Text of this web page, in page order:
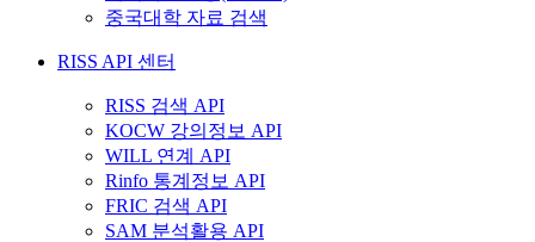
중국대학 자료 검색
RISS API 센터
RISS 검색 API
KOCW 강의정보 API
WILL 연계 API
Rinfo 통계정보 API
FRIC 검색 API
SAM 분석활용 API